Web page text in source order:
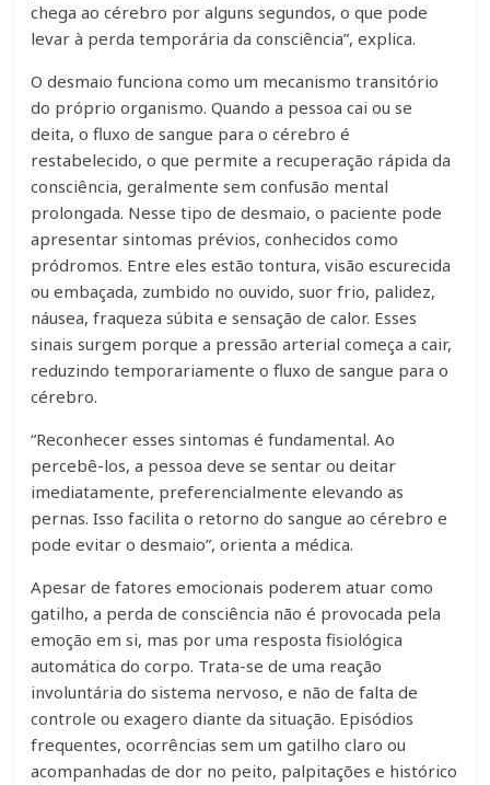
chega ao cérebro por alguns segundos, o que pode
levar à perda temporária da consciência”, explica.
O desmaio funciona como um mecanismo transitório
do próprio organismo. Quando a pessoa cai ou se
deita, o fluxo de sangue para o cérebro é
restabelecido, o que permite a recuperação rápida da
consciência, geralmente sem confusão mental
prolongada. Nesse tipo de desmaio, o paciente pode
apresentar sintomas prévios, conhecidos como
pródromos. Entre eles estão tontura, visão escurecida
ou embaçada, zumbido no ouvido, suor frio, palidez,
náusea, fraqueza súbita e sensação de calor. Esses
sinais surgem porque a pressão arterial começa a cair,
reduzindo temporariamente o fluxo de sangue para o
cérebro.
“Reconhecer esses sintomas é fundamental. Ao
percebê-los, a pessoa deve se sentar ou deitar
imediatamente, preferencialmente elevando as
pernas. Isso facilita o retorno do sangue ao cérebro e
pode evitar o desmaio”, orienta a médica.
Apesar de fatores emocionais poderem atuar como
gatilho, a perda de consciência não é provocada pela
emoção em si, mas por uma resposta fisiológica
automática do corpo. Trata-se de uma reação
involuntária do sistema nervoso, e não de falta de
controle ou exagero diante da situação. Episódios
frequentes, ocorrências sem um gatilho claro ou
acompanhadas de dor no peito, palpitações e histórico